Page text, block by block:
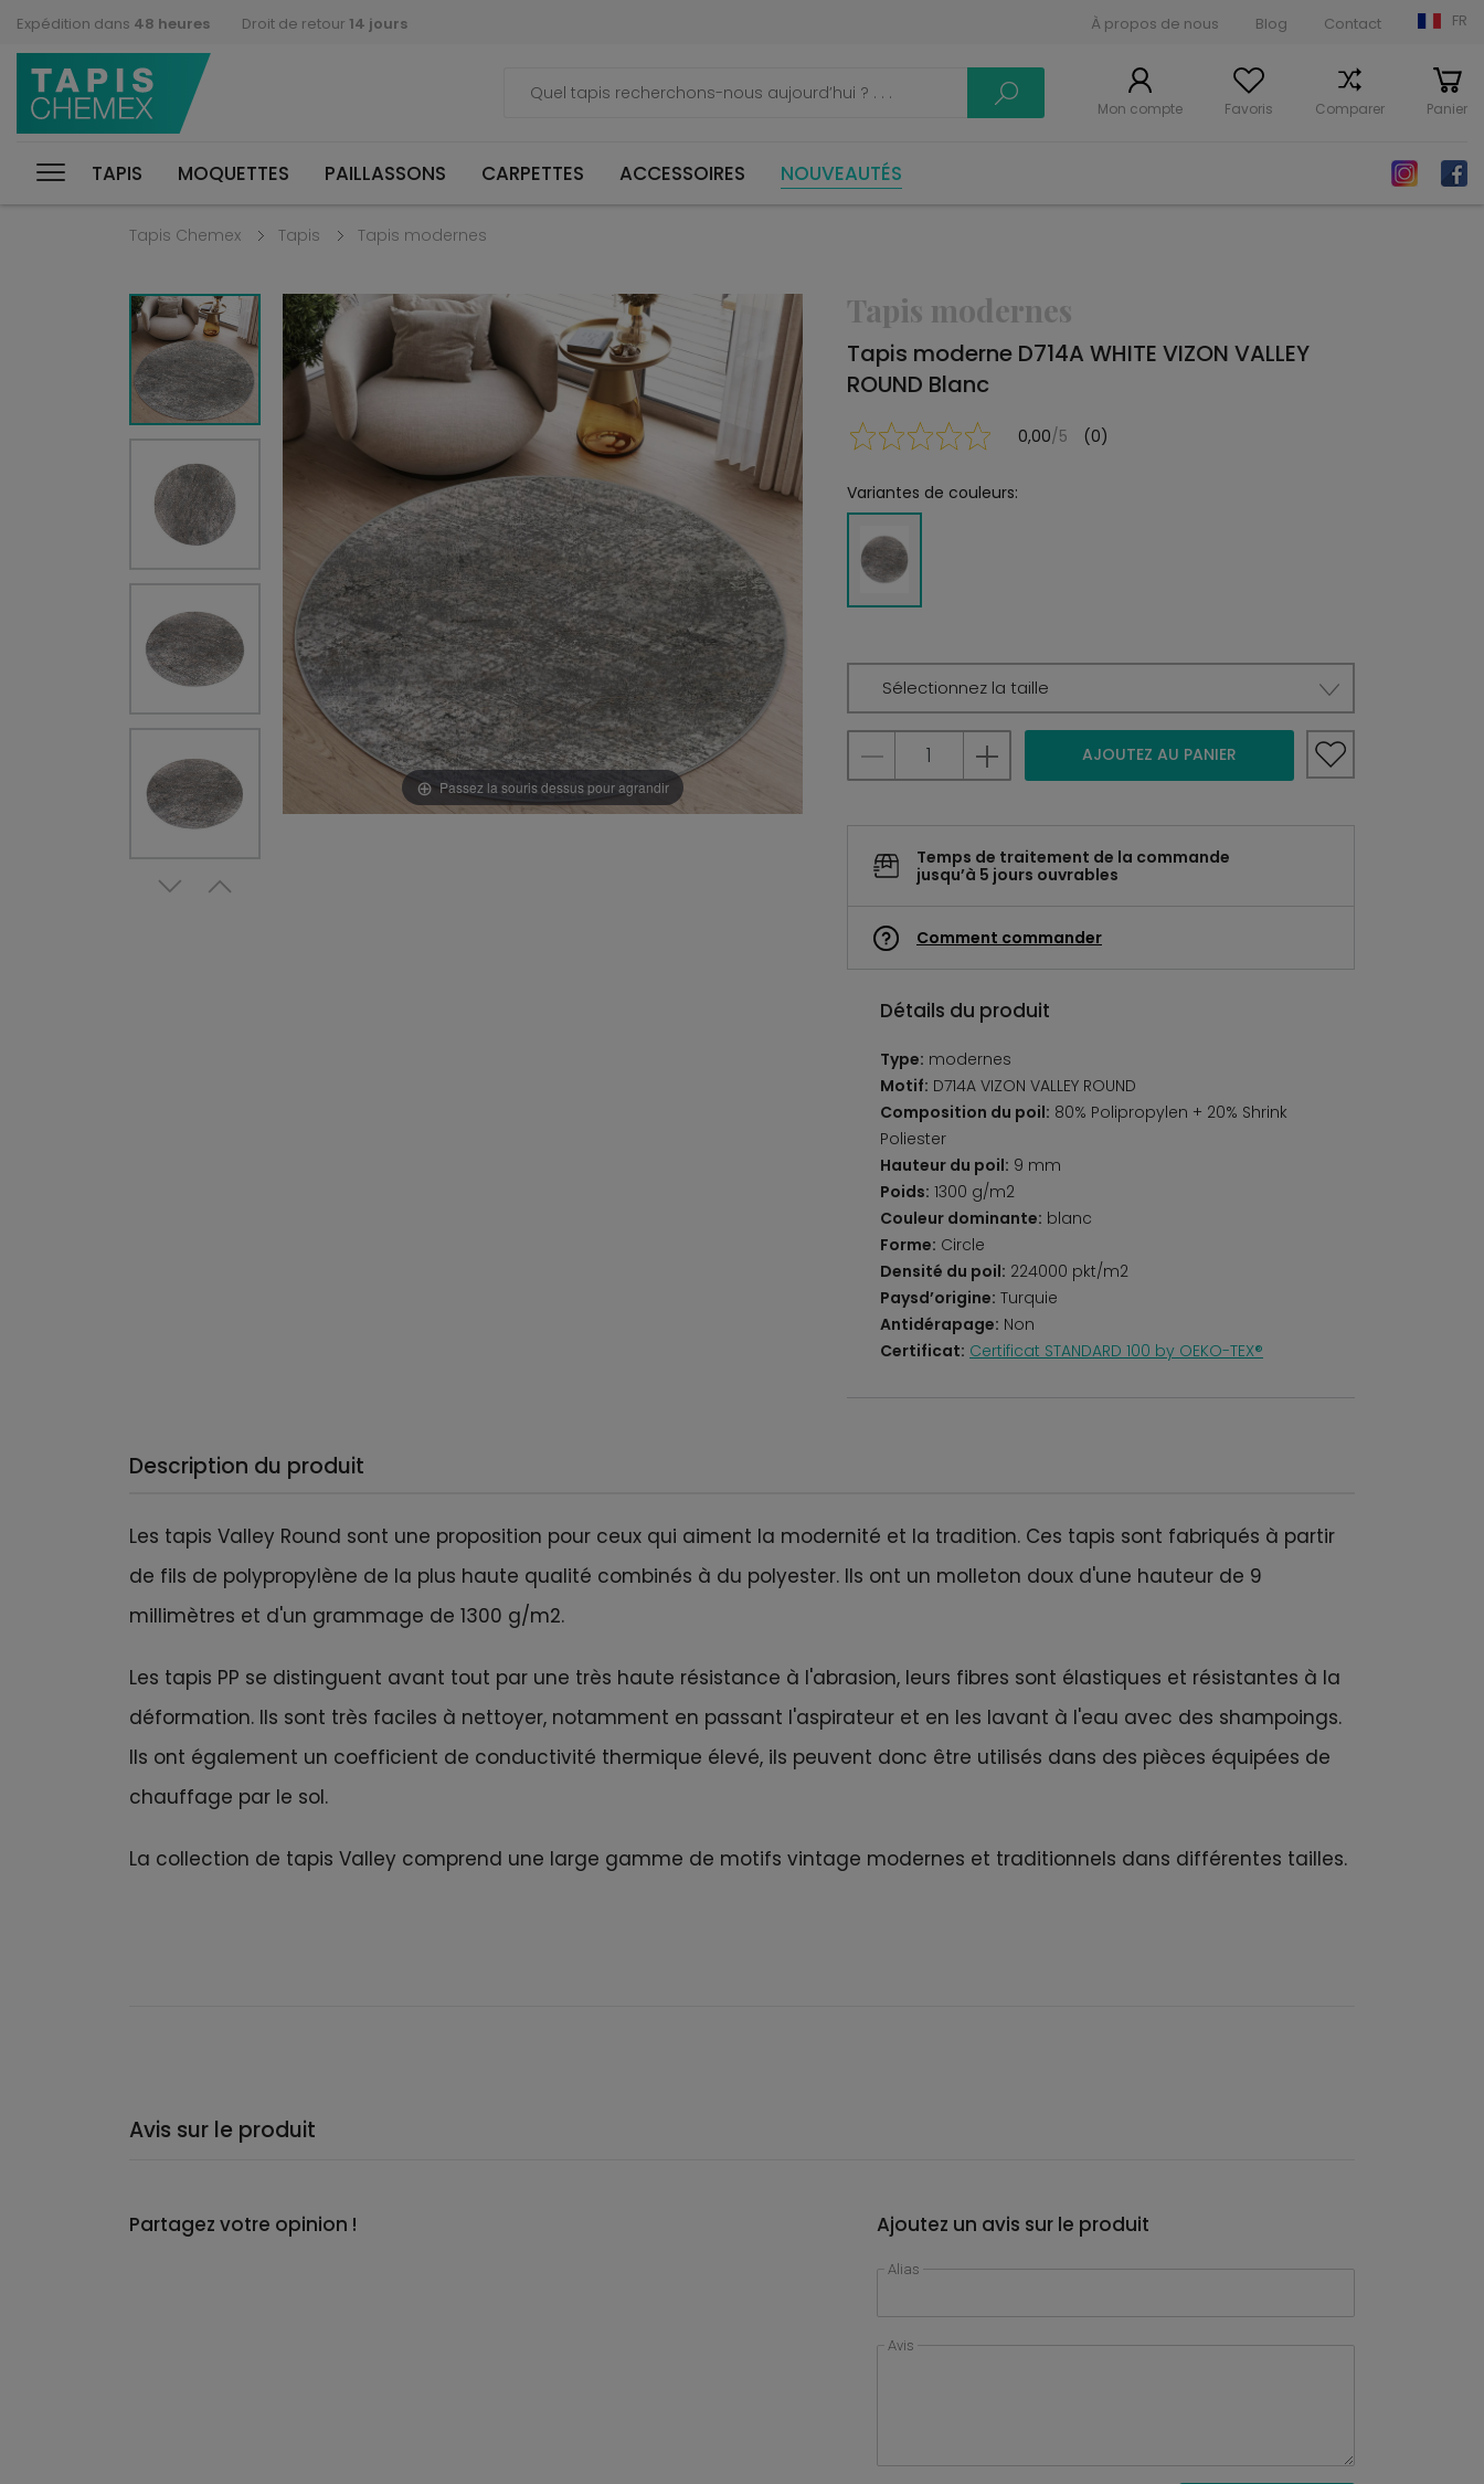
Expédition dans 48 heures Droit de retour 14 jours À propos de nous Blog Contact FR
Mon compte Favoris Comparer Panier
TAPIS MOQUETTES PAILLASSONS CARPETTES ACCESSOIRES NOUVEAUTÉS
Tapis Chemex Tapis Tapis modernes
Passez la souris dessus pour agrandir
Tapis modernes
Tapis moderne D714A WHITE VIZON VALLEY
ROUND Blanc
0,00/5 (0)
Variantes de couleurs:
Sélectionnez la taille
AJOUTEZ AU PANIER
Temps de traitement de la commande
jusqu’à 5 jours ouvrables
Comment commander
Détails du produit
Type: modernes
Motif: D714A VIZON VALLEY ROUND
Composition du poil: 80% Polipropylen + 20% Shrink
Poliester
Hauteur du poil: 9 mm
Poids: 1300 g/m2
Couleur dominante: blanc
Forme: Circle
Densité du poil: 224000 pkt/m2
Paysd’origine: Turquie
Antidérapage: Non
Certificat: Certificat STANDARD 100 by OEKO-TEX®
Description du produit
Les tapis Valley Round sont une proposition pour ceux qui aiment la modernité et la tradition. Ces tapis sont fabriqués à partir
de fils de polypropylène de la plus haute qualité combinés à du polyester. Ils ont un molleton doux d'une hauteur de 9
millimètres et d'un grammage de 1300 g/m2.
Les tapis PP se distinguent avant tout par une très haute résistance à l'abrasion, leurs fibres sont élastiques et résistantes à la
déformation. Ils sont très faciles à nettoyer, notamment en passant l'aspirateur et en les lavant à l'eau avec des shampoings.
Ils ont également un coefficient de conductivité thermique élevé, ils peuvent donc être utilisés dans des pièces équipées de
chauffage par le sol.
La collection de tapis Valley comprend une large gamme de motifs vintage modernes et traditionnels dans différentes tailles.
Avis sur le produit
Partagez votre opinion ! Ajoutez un avis sur le produit
Alias
Avis